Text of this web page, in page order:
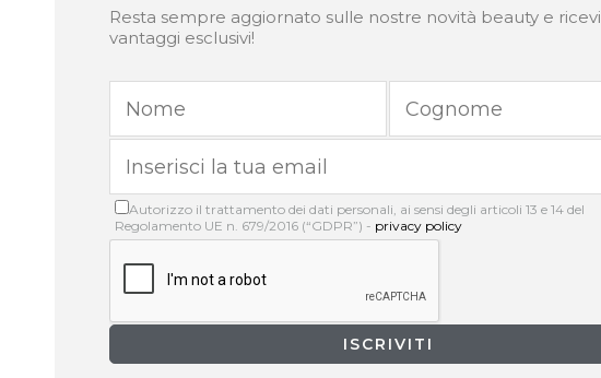
Resta sempre aggiornato sulle nostre novità beauty e ricevi
vantaggi esclusivi!
Autorizzo il trattamento dei dati personali, ai sensi degli articoli 13 e 14 del
Regolamento UE n. 679/2016 (“GDPR”) - privacy policy